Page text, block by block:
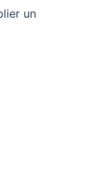
un